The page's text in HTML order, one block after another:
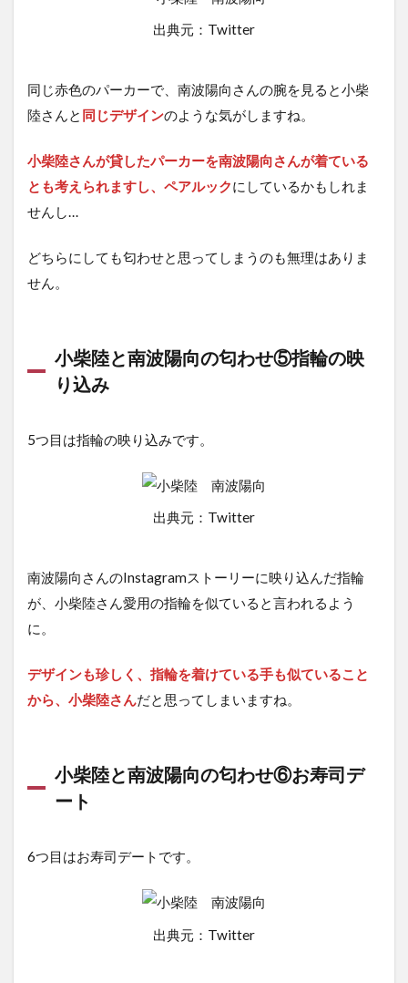
出典元：Twitter
同じ赤色のパーカーで、南波陽向さんの腕を見ると小柴
陸さんと 同じデザインのような気がしますね。
小柴陸さんが貸したパーカーを南波陽向さんが着ている
とも考えられますし、ペアルックにしているかもしれま
せんし…
どちらにしても匂わせと思ってしまうのも無理はありま
せん。
小柴陸と南波陽向の匂わせ⑤指輪の映
り込み
5つ目は指輪の映り込みです。
出典元：Twitter
南波陽向さんのInstagramストーリーに映り込んだ指輪
が、小柴陸さん愛用の指輪を似ていると言われるよう
に。
デザインも珍しく、指輪を着けている手も似ていること
から、小柴陸さんだと思ってしまいますね。
小柴陸と南波陽向の匂わせ⑥お寿司デ
ート
6つ目はお寿司デートです。
出典元：Twitter